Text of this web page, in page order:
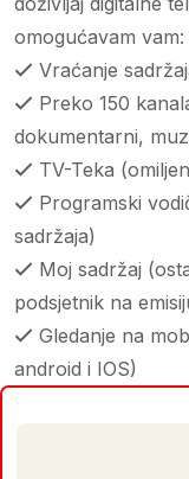
omogućavam vam:
Vraćanje
Preko 150
dokumentarni,
TV-Teka
Programski
sadržaja)
Moj sadržaj
podsjetnik na
Gledanje na
android i IOS)